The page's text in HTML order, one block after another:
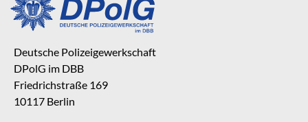
Deutsche Polizeigewerkschaft
DPolG im DBB
Friedrichstraße 169
10117 Berlin